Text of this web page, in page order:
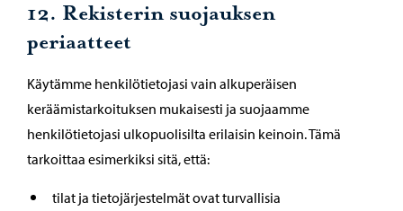
12. Rekisterin suojauksen
periaatteet
Käytämme henkilötietojasi vain alkuperäisen
keräämistarkoituksen mukaisesti ja suojaamme
henkilötietojasi ulkopuolisilta erilaisin keinoin. Tämä
tarkoittaa esimerkiksi sitä, että:
tilat ja tietojärjestelmät ovat turvallisia